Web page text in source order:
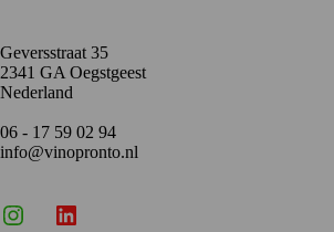
Geversstraat 35
2341 GA Oegstgeest
Nederland
06 - 17 59 02 94
info@vinopronto.nl
InstagramLinkedIn